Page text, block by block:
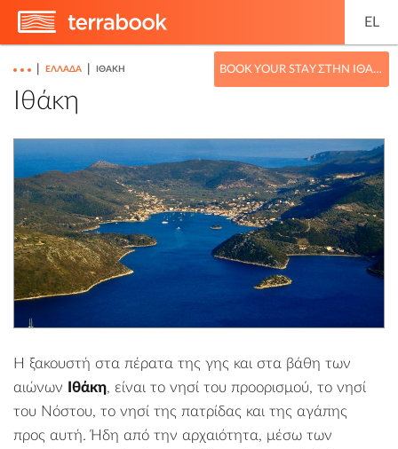
EL
BOOK YOUR STAY ΣΤΗΝ ΙΘΆΚΗ
ΕΛΛΑΔΑ ΙΘΆΚΗ
Ιθάκη
Η ξακουστή στα πέρατα της γης και στα βάθη των
αιώνων
Ιθάκη, είναι το νησί του προορισμού, το νησί
του Νόστου, το νησί της πατρίδας και της αγάπης
προς αυτή. Ήδη από την αρχαιότητα, μέσω των